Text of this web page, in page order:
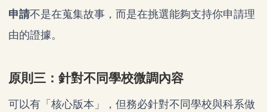
申請不是在蒐集故事，而是在挑選能夠支持你申請理
由的證據。
原則三：針對不同學校微調內容
可以有「核心版本」，但務必針對不同學校與科系做